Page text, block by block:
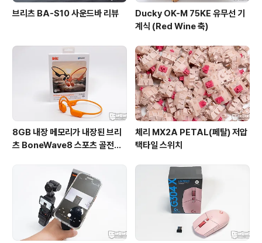
브리츠 BA-S10 사운드바 리뷰
Ducky OK-M 75KE 유무선 기
계식 (Red Wine 축)
8GB 내장 메모리가 내장된 브리
츠 BoneWave8 스포츠 골전도
체리 MX2A PETAL(페탈) 저압
택타일 스위치